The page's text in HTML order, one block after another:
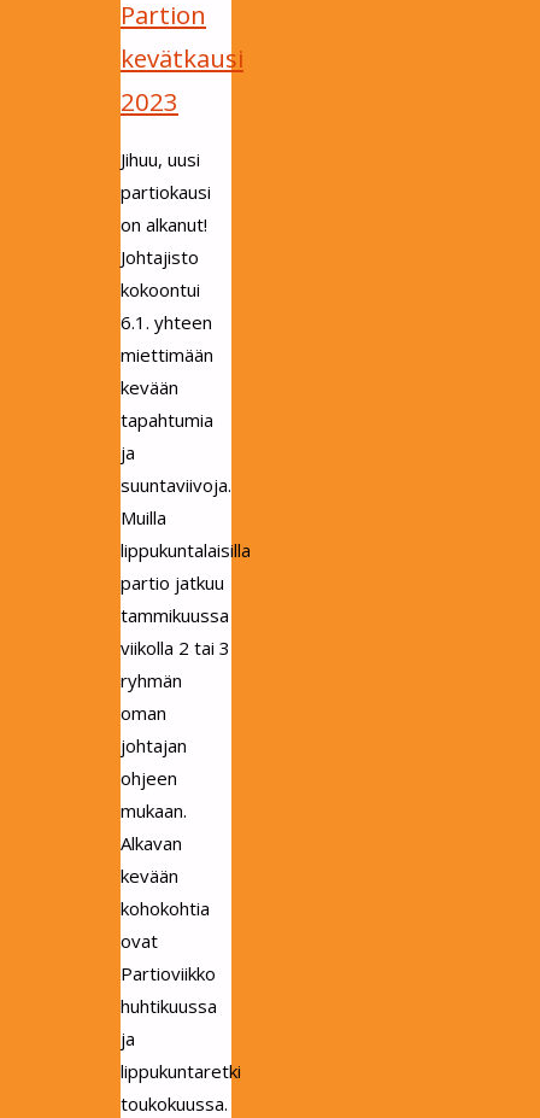
Partion
kevätkausi
2023
Jihuu, uusi
partiokausi
on alkanut!
Johtajisto
kokoontui
6.1. yhteen
miettimään
kevään
tapahtumia
ja
suuntaviivoja.
Muilla
lippukuntalaisilla
partio jatkuu
tammikuussa
viikolla 2 tai 3
ryhmän
oman
johtajan
ohjeen
mukaan.
Alkavan
kevään
kohokohtia
ovat
Partioviikko
huhtikuussa
ja
lippukuntaretki
toukokuussa.